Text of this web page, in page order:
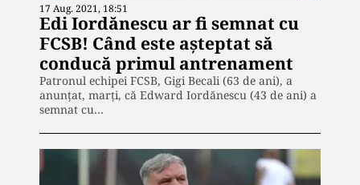
17 Aug. 2021, 18:51
Edi Iordănescu ar fi semnat cu
FCSB! Când este așteptat să
conducă primul antrenament
Patronul echipei FCSB, Gigi Becali (63 de ani), a
anunțat, marţi, că Edward Iordănescu (43 de ani) a
semnat cu…